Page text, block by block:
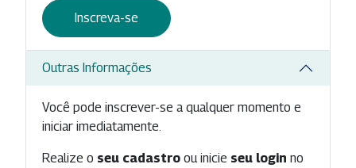
Inscreva-se
Outras Informações
Você pode inscrever-se a qualquer momento e
iniciar imediatamente.
Realize o seu cadastro ou inicie seu login no